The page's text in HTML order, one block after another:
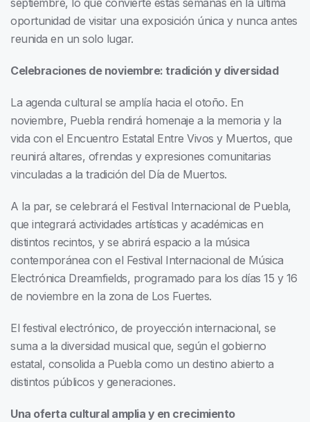
septiembre, lo que convierte estas semanas en la última
oportunidad de visitar una exposición única y nunca antes
reunida en un solo lugar.
Celebraciones de noviembre: tradición y diversidad
La agenda cultural se amplía hacia el otoño. En
noviembre, Puebla rendirá homenaje a la memoria y la
vida con el Encuentro Estatal Entre Vivos y Muertos, que
reunirá altares, ofrendas y expresiones comunitarias
vinculadas a la tradición del Día de Muertos.
A la par, se celebrará el Festival Internacional de Puebla,
que integrará actividades artísticas y académicas en
distintos recintos, y se abrirá espacio a la música
contemporánea con el Festival Internacional de Música
Electrónica Dreamfields, programado para los días 15 y 16
de noviembre en la zona de Los Fuertes.
El festival electrónico, de proyección internacional, se
suma a la diversidad musical que, según el gobierno
estatal, consolida a Puebla como un destino abierto a
distintos públicos y generaciones.
Una oferta cultural amplia y en crecimiento